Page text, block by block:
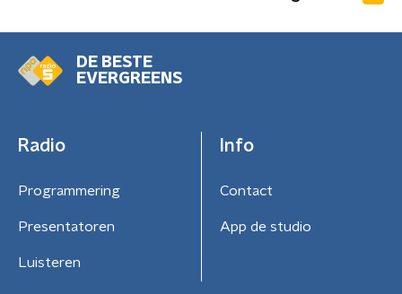
DE BESTE
EVERGREENS
Radio
Programmering
Presentatoren
Luisteren
Info
Contact
App de studio